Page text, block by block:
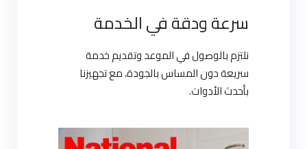
سرعة ودقة في الخدمة
نلتزم بالوصول في الموعد وتقديم خدمة
سريعة دون المساس بالجودة، مع تجهيزنا
بأحدث الأدوات.